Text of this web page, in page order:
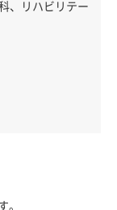
、リハビリテー
。